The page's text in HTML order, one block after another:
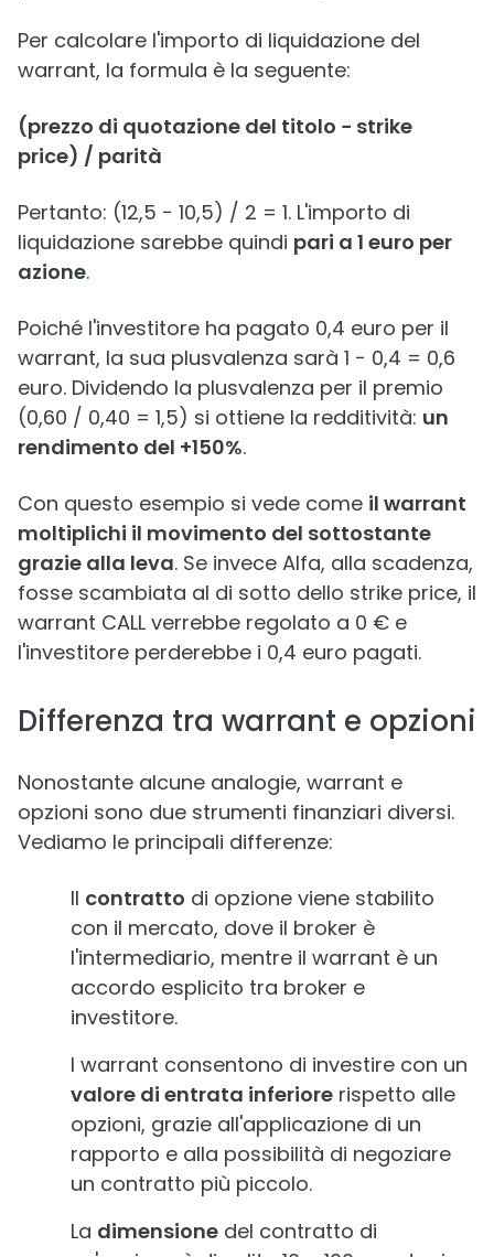
Per calcolare l'importo di liquidazione del
warrant, la formula è la seguente:
(prezzo di quotazione del titolo − strike
price) / parità
Pertanto: (12,5 − 10,5) / 2 = 1. L'importo di
liquidazione sarebbe quindi pari a 1 euro per
azione.
Poiché l'investitore ha pagato 0,4 euro per il
warrant, la sua plusvalenza sarà 1 − 0,4 = 0,6
euro. Dividendo la plusvalenza per il premio
(0,60 / 0,40 = 1,5) si ottiene la redditività: un
rendimento del +150%.
Con questo esempio si vede come il warrant
moltiplichi il movimento del sottostante
grazie alla leva. Se invece Alfa, alla scadenza,
fosse scambiata al di sotto dello strike price, il
warrant CALL verrebbe regolato a 0 € e
l'investitore perderebbe i 0,4 euro pagati.
Differenza tra warrant e opzioni
Nonostante alcune analogie, warrant e
opzioni sono due strumenti finanziari diversi.
Vediamo le principali differenze:
Il contratto di opzione viene stabilito
con il mercato, dove il broker è
l'intermediario, mentre il warrant è un
accordo esplicito tra broker e
investitore.
I warrant consentono di investire con un
valore di entrata inferiore rispetto alle
opzioni, grazie all'applicazione di un
rapporto e alla possibilità di negoziare
un contratto più piccolo.
La dimensione del contratto di